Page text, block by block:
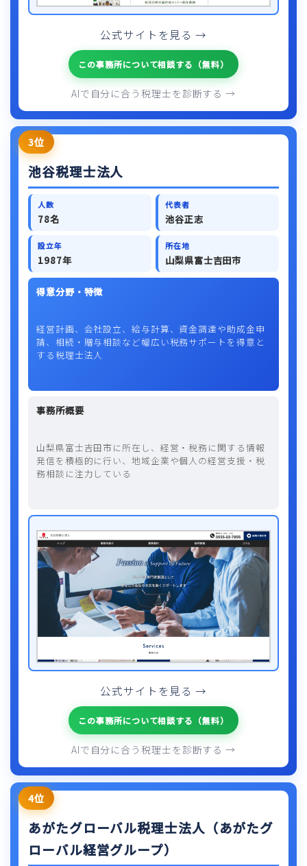
公式サイトを見る →
この事務所について相談する（無料）
AIで自分に合う税理士を診断する →
3位
池谷税理士法人
人数
78名
代表者
池谷正志
設立年
1987年
所在地
山梨県富士吉田市
得意分野・特徴
経営計画、会社設立、給与計算、資金調達や助成金申
請、相続・贈与相談など幅広い税務サポートを得意と
する税理士法人
事務所概要
山梨県富士吉田市に所在し、経営・税務に関する情報
発信を積極的に行い、地域企業や個人の経営支援・税
務相談に注力している
公式サイトを見る →
この事務所について相談する（無料）
AIで自分に合う税理士を診断する →
4位
あがたグローバル税理士法人（あがたグ
ローバル経営グループ）